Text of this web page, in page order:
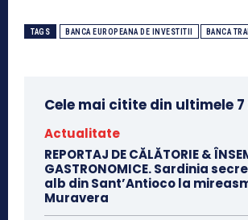
TAGS BANCA EUROPEANA DE INVESTITII BANCA
Cele mai citite din ultimele 7
Actualitate
REPORTAJ DE CĂLĂTORIE &
GASTRONOMICE. Sardinia
alb din Sant’Antioco la
Muravera